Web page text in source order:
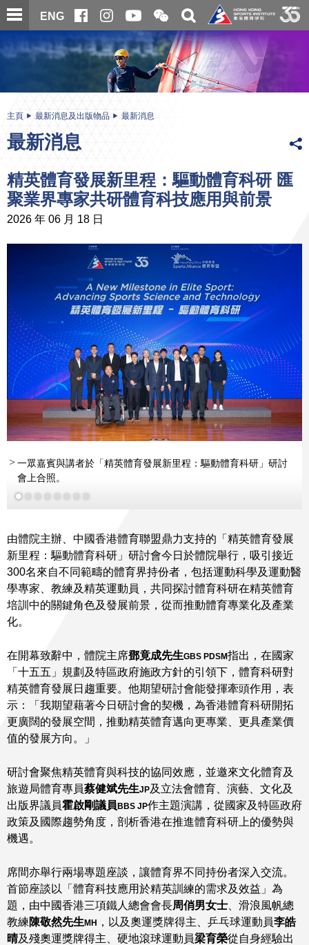
跳
至
內
ENG
開
合
微
信
二
維
碼
關
搜
尋
内
主頁 最新消息及出版物品 最新消息
最新消息
精英體育發展新里程：驅動體育科研 匯
聚業界專家共研體育科技應用與前景
2026 年 06 月 18 日
一眾嘉賓與講者於「精英體育發展新里程：驅動體育科研」研討
會上合照。
鄧竟成先生GBS PDSM蔡健斌先生JP
霍啟剛議員BBS JP周俏男女士
陳敬然先生
梁育榮
容樹恒教授
劉永松教授
蔡健斌先生JP 霍啟剛議員BBS JP
蔡玉坤先生
由體院主辦、中國香港體育聯盟鼎力支持的「精英體育發展
新里程：驅動體育科研」研討會今日於體院舉行，吸引接近
300名來自不同範疇的體育界持份者，包括運動科學及運動醫
學專家、教練及精英運動員，共同探討體育科研在精英體育
培訓中的關鍵角色及發展前景，從而推動體育專業化及產業
化。
在開幕致辭中，體院主席鄧竟成先生GBS PDSM指出，在國家
「十五五」規劃及特區政府施政方針的引領下，體育科研對
精英體育發展日趨重要。他期望研討會能發揮牽頭作用，表
示：「我期望藉著今日研討會的契機，為香港體育科研開拓
更廣闊的發展空間，推動精英體育邁向更專業、更具產業價
值的發展方向。」
研討會聚焦精英體育與科技的協同效應，並邀來文化體育及
旅遊局體育專員蔡健斌先生JP及立法會體育、演藝、文化及
出版界議員霍啟剛議員 BBS JP作主題演講，從國家及特區政府
政策及國際趨勢角度，剖析香港在推進體育科研上的優勢與
機遇。
席間亦舉行兩場專題座談，讓體育界不同持份者深入交流。
首節座談以「體育科技應用於精英訓練的需求及效益」為
題，由中國香港三項鐵人總會會長周俏男女士 、滑浪風帆總
教練陳敬然先生 MH ，以及奧運獎牌得主、乒乓球運動員李皓
晴及殘奧運獎牌得主、硬地滾球運動員梁育榮從自身經驗出